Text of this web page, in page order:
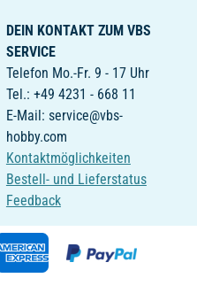
DEIN KONTAKT ZUM VBS
SERVICE
Telefon Mo.-Fr. 9 - 17 Uhr
Tel.: +49 4231 - 668 11
E-Mail: service@vbs-
hobby.com
Kontaktmöglichkeiten
Bestell- und Lieferstatus
Feedback